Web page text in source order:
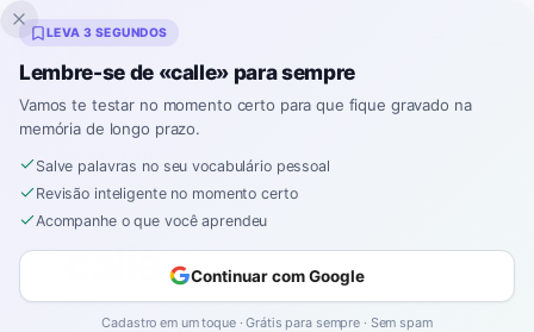
Inklingo
Início›Espanhol›Dicionário›calle
calle
KAH-yeh ˈka.ʝe
LEVA 3 SEGUNDOS
Lembre-se de «calle» para sempre
Vamos te testar no momento certo para que fique gravado na
memória de longo prazo.
Salve palavras no seu vocabulário pessoal
Revisão inteligente no momento certo
Acompanhe o que você aprendeu
Continuar com Google
Cadastro em um toque · Grátis para sempre · Sem spam